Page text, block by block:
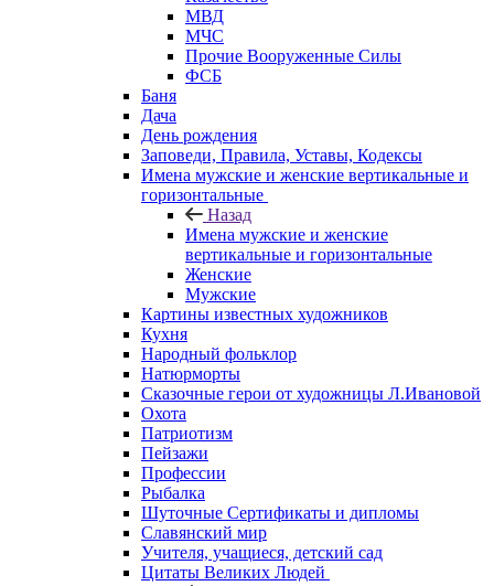
МВД
МЧС
Прочие Вооруженные Силы
ФСБ
Баня
Дача
День рождения
Заповеди, Правила, Уставы, Кодексы
Имена мужские и женские вертикальные и
горизонтальные
Назад
Имена мужские и женские
вертикальные и горизонтальные
Женские
Мужские
Картины известных художников
Кухня
Народный фольклор
Натюрморты
Сказочные герои от художницы Л.Ивановой
Охота
Патриотизм
Пейзажи
Профессии
Рыбалка
Шуточные Сертификаты и дипломы
Славянский мир
Учителя, учащиеся, детский сад
Цитаты Великих Людей